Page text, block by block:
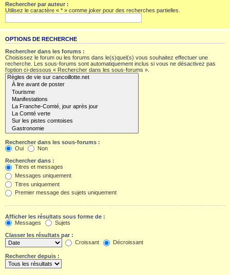
Rechercher par auteur :
Utilisez le caractère « * » comme joker pour des recherches partielles.
OPTIONS DE RECHERCHE
Rechercher dans les forums :
Choisissez le forum ou les forums dans le(s)quel(s) vous souhaitez effectuer une
recherche. Les sous-forums sont automatiquement inclus si vous ne désactivez pas
l’option ci-dessous « Rechercher dans les sous-forums ».
Rechercher dans les sous-forums :
Oui
Non
Rechercher dans :
Titres et messages
Messages uniquement
Titres uniquement
Premier message des sujets uniquement
Afficher les résultats sous forme de :
Messages
Sujets
Classer les résultats par :
Croissant
Décroissant
Rechercher depuis :